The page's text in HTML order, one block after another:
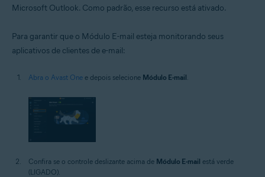
Microsoft Outlook. Como padrão, esse recurso está ativado.
Para garantir que o Módulo E-mail esteja monitorando seus
aplicativos de clientes de e-mail:
Abra o Avast One e depois selecione Módulo E-mail
Confira se o controle deslizante acima de Módulo E-mail está verde
(LIGADO).